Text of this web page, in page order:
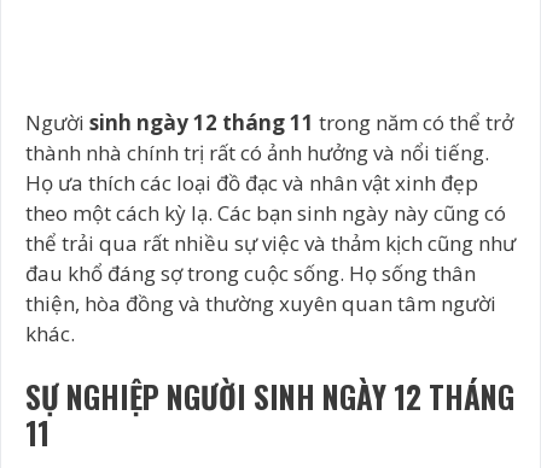
Người sinh ngày 12 tháng 11 trong năm có thể trở
thành nhà chính trị rất có ảnh hưởng và nổi tiếng.
Họ ưa thích các loại đồ đạc và nhân vật xinh đẹp
theo một cách kỳ lạ. Các bạn sinh ngày này cũng có
thể trải qua rất nhiều sự việc và thảm kịch cũng như
đau khổ đáng sợ trong cuộc sống. Họ sống thân
thiện, hòa đồng và thường xuyên quan tâm người
khác.
SỰ NGHIỆP NGƯỜI SINH NGÀY 12 THÁNG
11